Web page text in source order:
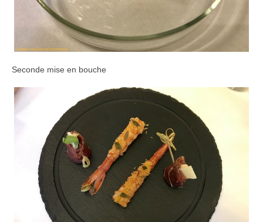
Seconde mise en bouche